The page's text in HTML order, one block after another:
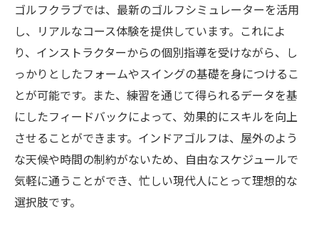
効率的なスキルアップの方法
グループレッスンとプライベートレッスン
の違い
天候に左右されないゴルフライフスズヨンゴル
フクラブのインドアゴルフを体験
いつでも快適にプレーできる理由
インドアゴルフのメリットとは？
雨の日でも楽しめるゴルフライフ
温度管理がされたプレイ環境
ゴルフクラブでは、最新のゴルフシミュレーターを活用
し、リアルなコース体験を提供しています。これによ
り、インストラクターからの個別指導を受けながら、し
っかりとしたフォームやスイングの基礎を身につけるこ
とが可能です。また、練習を通じて得られるデータを基
にしたフィードバックによって、効果的にスキルを向上
させることができます。インドアゴルフは、屋外のよう
な天候や時間の制約がないため、自由なスケジュールで
気軽に通うことができ、忙しい現代人にとって理想的な
選択肢です。